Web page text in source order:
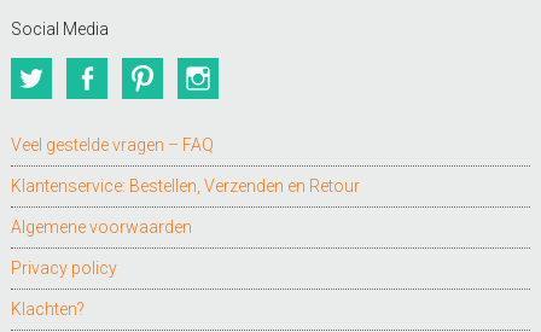
Social Media
TwitterFacebookPinterest
Veel gestelde vragen – FAQ
Klantenservice: Bestellen, Verzenden en Retour
Algemene voorwaarden
Privacy policy
Klachten?